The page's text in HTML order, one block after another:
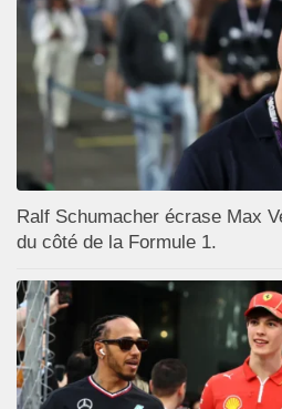
Ralf Schumacher écrase Max
du côté de la Formule 1.